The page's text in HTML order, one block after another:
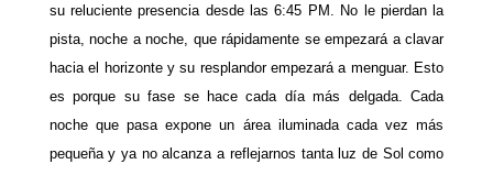
su reluciente presencia desde las 6:45 PM. No le pierdan la
pista, noche a noche, que rápidamente se empezará a clavar
hacia el horizonte y su resplandor empezará a menguar. Esto
es porque su fase se hace cada día más delgada. Cada
noche que pasa expone un área iluminada cada vez más
pequeña y ya no alcanza a reflejarnos tanta luz de Sol como